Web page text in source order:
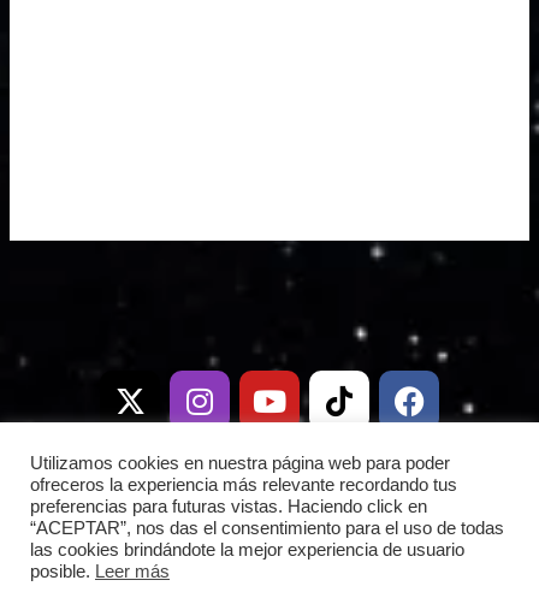
t
w
i
t
t
e
r
n
s
t
a
g
r
a
o
u
t
u
b
e
i
k
o
k
F
a
c
e
b
o
o
k
e
l
e
g
r
a
m
h
a
t
s
a
p
p
D
i
s
o
r
d
Utilizamos cookies en nuestra página web para poder
ofreceros la experiencia más relevante recordando tus
preferencias para futuras vistas. Haciendo click en
“ACEPTAR”, nos das el consentimiento para el uso de todas
las cookies brindándote la mejor experiencia de usuario
posible. Leer más